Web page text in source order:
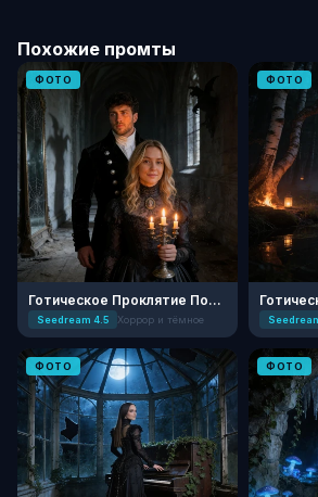
Похожие промты
ФОТО
Готическое Проклятие Поместья
Seedream 4.5 Хоррор и тёмное
ФОТО
ФОТО ФОТО